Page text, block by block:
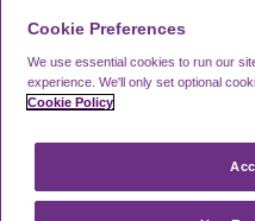
Cookie Preferences
We use essential cookies to run our
experience. We'll only set optional
Cookie Policy